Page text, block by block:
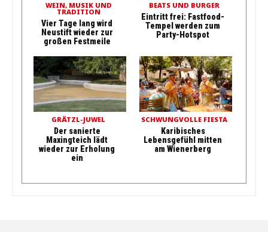
WEIN, MUSIK UND
TRADITION
Vier Tage lang wird
Neustift wieder zur
großen Festmeile
BEATS UND BURGER
Eintritt frei: Fastfood-
Tempel werden zum
Party-Hotspot
GRÄTZL-JUWEL
Der sanierte
Maxingteich lädt
wieder zur Erholung
ein
SCHWUNGVOLLE FIESTA
Karibisches
Lebensgefühl mitten
am Wienerberg